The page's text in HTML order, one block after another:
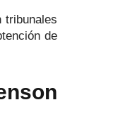
tribunales
de